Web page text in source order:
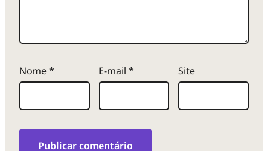
Nome* E-mail * Site